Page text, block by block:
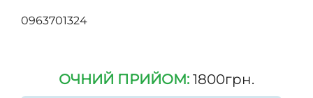
0963701324
ОЧНИЙ ПРИЙОМ: 1800грн.